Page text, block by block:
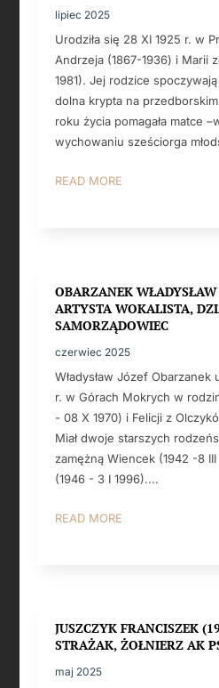
lipiec 2025
Urodziła się 28 XI 1925 r. w
Andrzeja (1867-1936) i Marii
1981). Jej rodzice
dolna krypta na
roku życia pomagała matce
wychowaniu sześciorga
READ MORE
OBARZANEK
ARTYSTA WOKALISTA,
SAMORZĄDOWIEC
czerwiec 2025
Władysław Józef Obarzanek
r. w Górach Mokrych w
- 08 X 1970) i Felicji z
Miał dwoje starszych
zamężną Wiencek (1942 -8
(1946 - 3 I 1996)....
READ MORE
JUSZCZYK FRANCISZEK
STRAŻAK, ŻOŁNIERZ AK
maj 2025